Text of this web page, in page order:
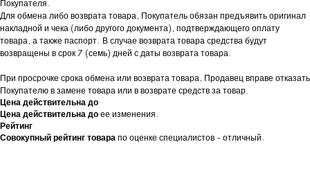
Покупателя.
Для обмена либо возврата товара, Покупатель обязан предъявить оригинал
накладной и чека (либо другого документа), подтверждающего оплату
товара, а также паспорт. В случае возврата товара средства будут
возвращены в срок 7 (семь) дней с даты возврата товара.
При просрочке срока обмена или возврата товара, Продавец вправе отказать
Покупателю в замене товара или в возврате средств за товар.
Цена действительна до
Цена действительна до ее изменения.
Рейтинг
Совокупный рейтинг товара по оценке специалистов - отличный.